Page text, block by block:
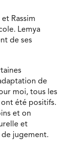
Rassim
Lemya
de ses
de
moi, tous les
ont été positifs.
et on
et
de jugement.